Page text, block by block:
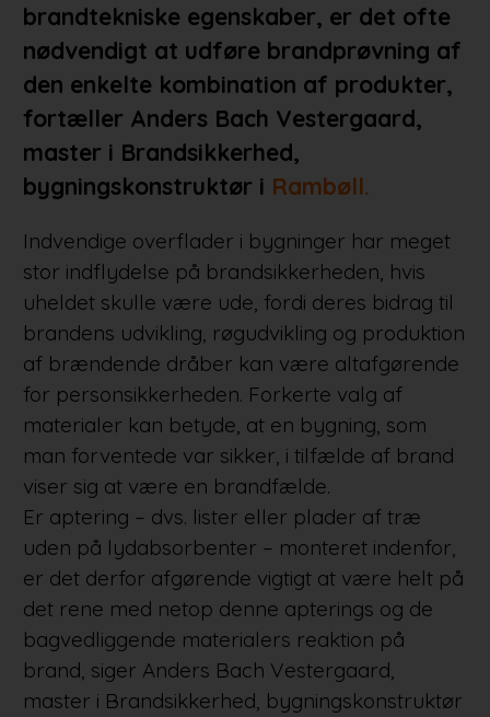
brandtekniske egenskaber, er det ofte
nødvendigt at udføre brandprøvning af
den enkelte kombination af produkter,
fortæller Anders Bach Vestergaard,
master i Brandsikkerhed,
bygningskonstruktør i Rambøll.
Indvendige overflader i bygninger har meget
stor indflydelse på brandsikkerheden, hvis
uheldet skulle være ude, fordi deres bidrag til
brandens udvikling, røgudvikling og produktion
af brændende dråber kan være altafgørende
for personsikkerheden. Forkerte valg af
materialer kan betyde, at en bygning, som
man forventede var sikker, i tilfælde af brand
viser sig at være en brandfælde.
Er aptering – dvs. lister eller plader af træ
uden på lydabsorbenter – monteret indenfor,
er det derfor afgørende vigtigt at være helt på
det rene med netop denne apterings og de
bagvedliggende materialers reaktion på
brand, siger Anders Bach Vestergaard,
master i Brandsikkerhed, bygningskonstruktør